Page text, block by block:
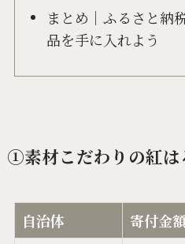
まとめ｜ふるさと納
品を手に入れよう
①素材こだわりの紅は
自治体 寄付金額